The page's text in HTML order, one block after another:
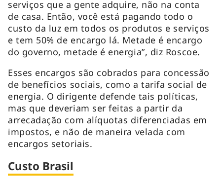
serviços que a gente adquire, não na conta
de casa. Então, você está pagando todo o
custo da luz em todos os produtos e serviços
e tem 50% de encargo lá. Metade é encargo
do governo, metade é energia”, diz Roscoe.
Esses encargos são cobrados para concessão
de benefícios sociais, como a tarifa social de
energia. O dirigente defende tais políticas,
mas que deveriam ser feitas a partir da
arrecadação com alíquotas diferenciadas em
impostos, e não de maneira velada com
encargos setoriais.
Custo Brasil